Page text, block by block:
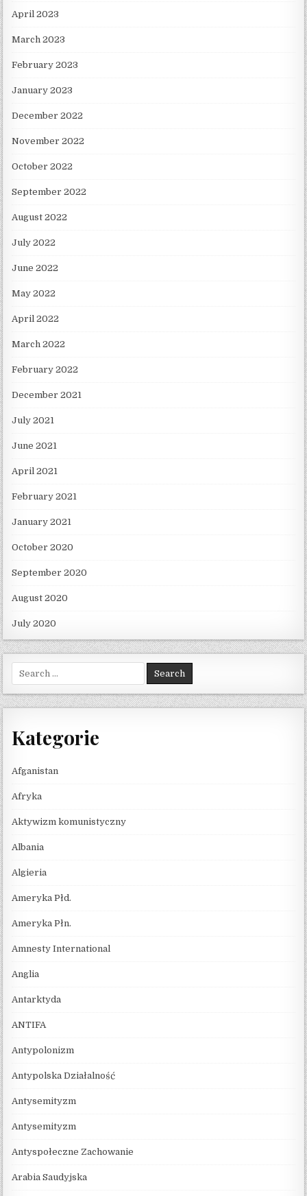
April 2023
March 2023
February 2023
January 2023
December 2022
November 2022
October 2022
September 2022
August 2022
July 2022
June 2022
May 2022
April 2022
March 2022
February 2022
December 2021
July 2021
June 2021
April 2021
February 2021
January 2021
October 2020
September 2020
August 2020
July 2020
Search for:
Kategorie
Afganistan
Afryka
Aktywizm komunistyczny
Albania
Algieria
Ameryka Płd.
Ameryka Płn.
Amnesty International
Anglia
Antarktyda
ANTIFA
Antypolonizm
Antypolska Działalność
Antysemityzm
Antysemityzm
Antyspołeczne Zachowanie
Arabia Saudyjska